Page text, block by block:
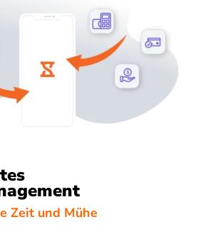
Zeit und Mühe